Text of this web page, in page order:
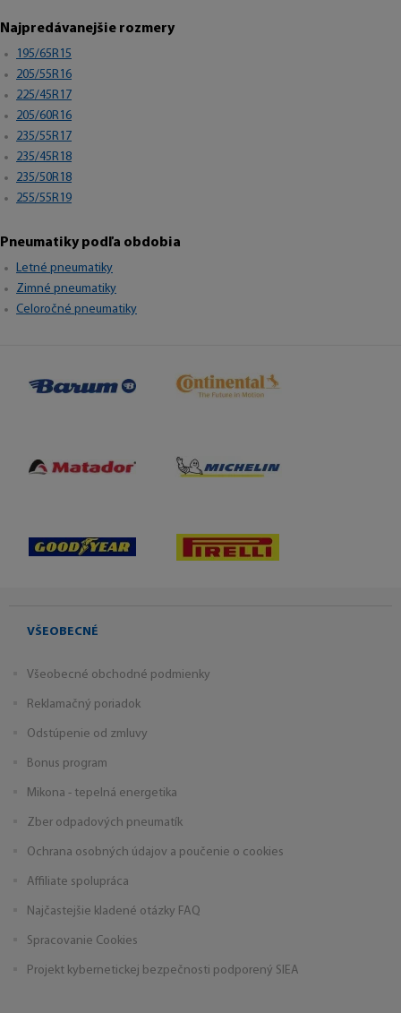
Najpredávanejšie rozmery
195/65R15
205/55R16
225/45R17
205/60R16
235/55R17
235/45R18
235/50R18
255/55R19
Pneumatiky podľa obdobia
Letné pneumatiky
Zimné pneumatiky
Celoročné pneumatiky
VŠEOBECNÉ
Všeobecné obchodné podmienky
Reklamačný poriadok
Odstúpenie od zmluvy
Bonus program
Mikona - tepelná energetika
Zber odpadových pneumatík
Ochrana osobných údajov a poučenie o cookies
Affiliate spolupráca
Najčastejšie kladené otázky FAQ
Spracovanie Cookies
Projekt kybernetickej bezpečnosti podporený SIEA